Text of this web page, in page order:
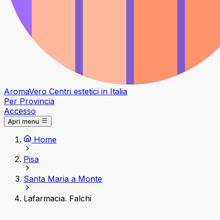
AromaVero Centri estetici in Italia
Per Provincia
Accesso
Apri menu
Home
Pisa
Santa Maria a Monte
Lafarmacia. Falchi